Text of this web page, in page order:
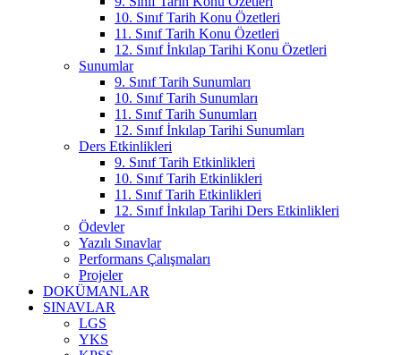
10. Sınıf Tarih Konu Özetleri
11. Sınıf Tarih Konu Özetleri
12. Sınıf İnkılap Tarihi Konu Özetleri
Sunumlar
9. Sınıf Tarih Sunumları
10. Sınıf Tarih Sunumları
11. Sınıf Tarih Sunumları
12. Sınıf İnkılap Tarihi Sunumları
Ders Etkinlikleri
9. Sınıf Tarih Etkinlikleri
10. Sınıf Tarih Etkinlikleri
11. Sınıf Tarih Etkinlikleri
12. Sınıf İnkılap Tarihi Ders Etkinlikleri
Ödevler
Yazılı Sınavlar
Performans Çalışmaları
Projeler
DOKÜMANLAR
SINAVLAR
LGS
YKS